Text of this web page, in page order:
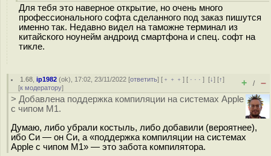
Для тебя это наверное открытие, но очень много
профессионального софта сделанного под заказ пишутся
именно так. Недавно видел на таможне терминал из
китайского ноунейм андроид смартфона и спец. софт на
тикле.
1.68 ,ip1982 (ok), 17:02, 23/11/2022 [ответить] [ ﹢﹢﹢] [ · · ·][↓] [↑]
[к модератору] + / –
> Добавлена поддержка компиляции на системах Apple
с чипом M1.
Думаю, либо убрали костыль, либо добавили (вероятнее),
ибо Си — он Си, а «поддержка компиляции на системах
Apple с чипом M1» — это забота компилятора.